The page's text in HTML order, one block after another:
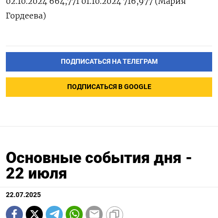
Гордеева)
ПОДПИСАТЬСЯ НА ТЕЛЕГРАМ
ПОДПИСАТЬСЯ В GOOGLE
Основные события дня -
22 июля
22.07.2025